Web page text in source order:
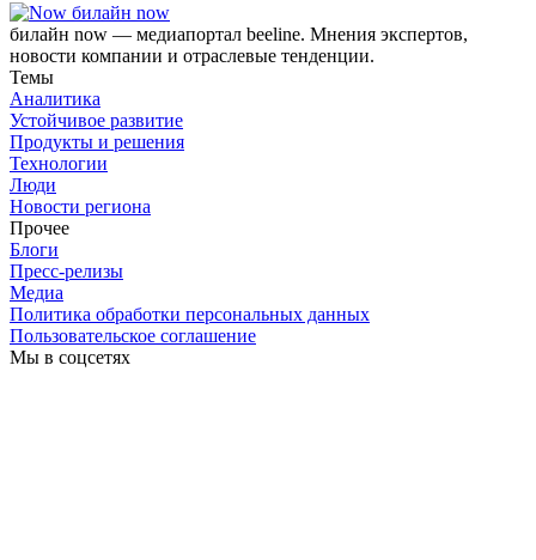
билайн now
билайн now — медиапортал beeline. Мнения экспертов,
новости компании и отраслевые тенденции.
Темы
Аналитика
Устойчивое развитие
Продукты и решения
Технологии
Люди
Новости региона
Прочее
Блоги
Пресс-релизы
Медиа
Политика обработки персональных данных
Пользовательское соглашение
Мы в соцсетях